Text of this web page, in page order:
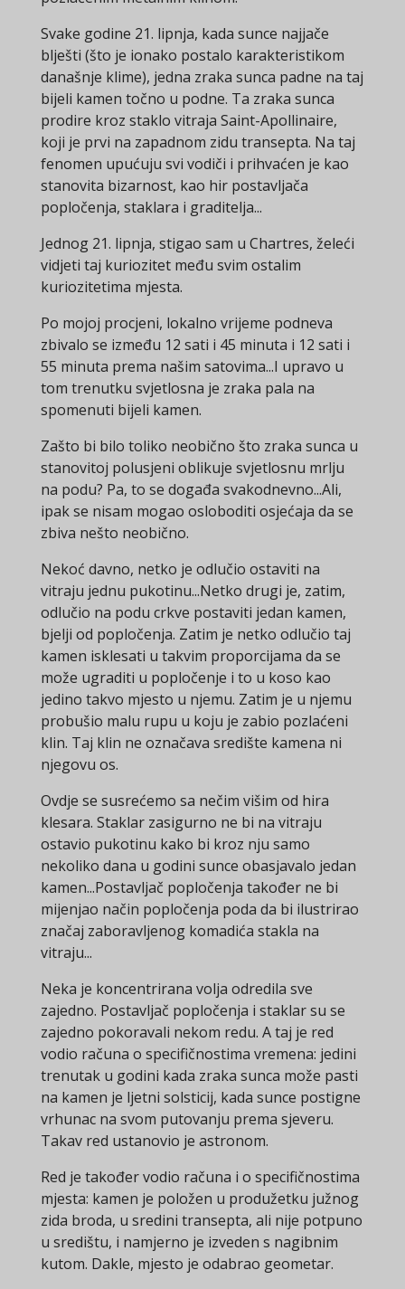
Svake godine 21. lipnja, kada sunce najjače
blješti (što je ionako postalo karakteristikom
današnje klime), jedna zraka sunca padne na taj
bijeli kamen točno u podne. Ta zraka sunca
prodire kroz staklo vitraja Saint-Apollinaire,
koji je prvi na zapadnom zidu transepta. Na taj
fenomen upućuju svi vodiči i prihvaćen je kao
stanovita bizarnost, kao hir postavljača
popločenja, staklara i graditelja...
Jednog 21. lipnja, stigao sam u Chartres, želeći
vidjeti taj kuriozitet među svim ostalim
kuriozitetima mjesta.
Po mojoj procjeni, lokalno vrijeme podneva
zbivalo se između 12 sati i 45 minuta i 12 sati i
55 minuta prema našim satovima...I upravo u
tom trenutku svjetlosna je zraka pala na
spomenuti bijeli kamen.
Zašto bi bilo toliko neobično što zraka sunca u
stanovitoj polusjeni oblikuje svjetlosnu mrlju
na podu? Pa, to se događa svakodnevno...Ali,
ipak se nisam mogao osloboditi osjećaja da se
zbiva nešto neobično.
Nekoć davno, netko je odlučio ostaviti na
vitraju jednu pukotinu...Netko drugi je, zatim,
odlučio na podu crkve postaviti jedan kamen,
bjelji od popločenja. Zatim je netko odlučio taj
kamen isklesati u takvim proporcijama da se
može ugraditi u popločenje i to u koso kao
jedino takvo mjesto u njemu. Zatim je u njemu
probušio malu rupu u koju je zabio pozlaćeni
klin. Taj klin ne označava središte kamena ni
njegovu os.
Ovdje se susrećemo sa nečim višim od hira
klesara. Staklar zasigurno ne bi na vitraju
ostavio pukotinu kako bi kroz nju samo
nekoliko dana u godini sunce obasjavalo jedan
kamen...Postavljač popločenja također ne bi
mijenjao način popločenja poda da bi ilustrirao
značaj zaboravljenog komadića stakla na
vitraju...
Neka je koncentrirana volja odredila sve
zajedno. Postavljač popločenja i staklar su se
zajedno pokoravali nekom redu. A taj je red
vodio računa o specifičnostima vremena: jedini
trenutak u godini kada zraka sunca može pasti
na kamen je ljetni solsticij, kada sunce postigne
vrhunac na svom putovanju prema sjeveru.
Takav red ustanovio je astronom.
Red je također vodio računa i o specifičnostima
mjesta: kamen je položen u produžetku južnog
zida broda, u sredini transepta, ali nije potpuno
u središtu, i namjerno je izveden s nagibnim
kutom. Dakle, mjesto je odabrao geometar.